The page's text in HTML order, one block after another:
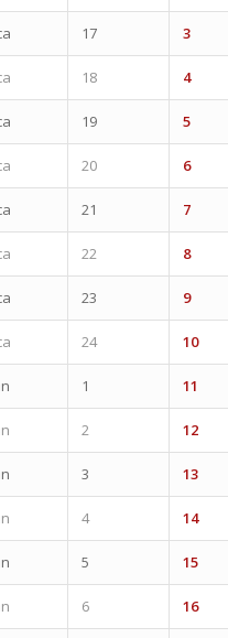
17 3
18 4
19 5
20 6
21 7
22 8
23 9
24 10
1 11
2 12
3 13
4 14
5 15
6 16